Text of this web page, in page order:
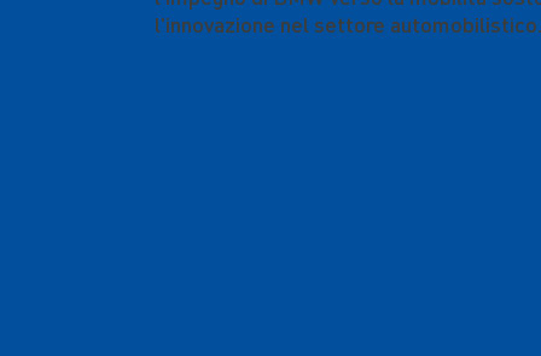
l'innovazione nel settore automobilistico.